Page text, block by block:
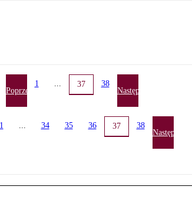
Poprzednia
1 ... 37 38
Następna
1 ... 34 35 36 37 38
Następna